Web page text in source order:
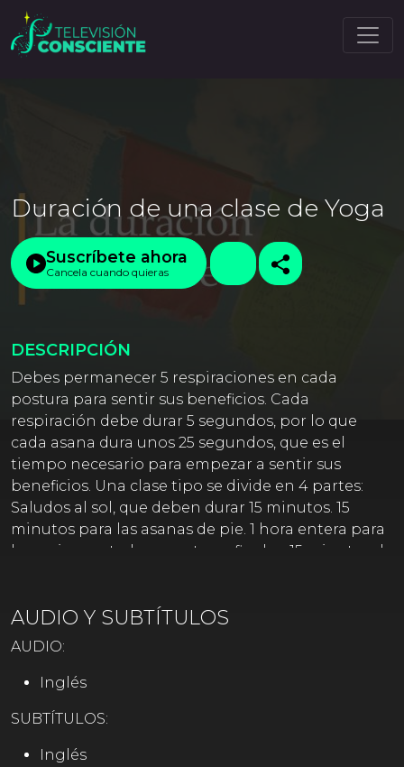
Duración de una clase de Yoga
Suscríbete ahora
Cancela cuando quieras
DESCRIPCIÓN
Debes permanecer 5 respiraciones en cada
postura para sentir sus beneficios. Cada
respiración debe durar 5 segundos, por lo que
cada asana dura unos 25 segundos, que es el
tiempo necesario para empezar a sentir sus
beneficios. Una clase tipo se divide en 4 partes:
Saludos al sol, que deben durar 15 minutos. 15
minutos para las asanas de pie. 1 hora entera para
las series sentadas y posturas finales. 15 minutos de
AUDIO Y SUBTÍTULOS
AUDIO:
Inglés
SUBTÍTULOS:
Inglés